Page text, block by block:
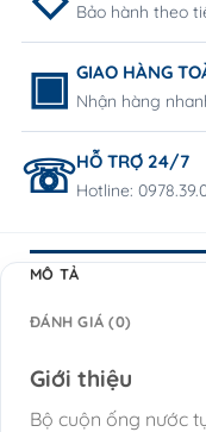
Bảo hành theo
GIAO HÀNG
Nhận hàng
HỖ TRỢ 24/7
Hotline:
MÔ TẢ
ĐÁNH GIÁ (0)
Giới thiệu
Bộ cuộn ống nước